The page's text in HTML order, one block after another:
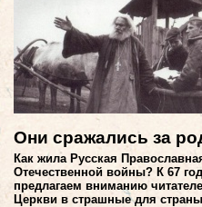
Они сражались за
Как жила Русская
Отечественной войны? К 67
предлагаем вниманию
Церкви в страшные для